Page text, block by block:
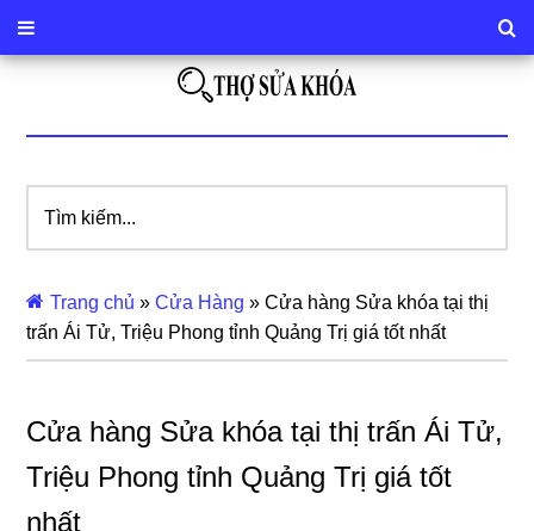
kiếm...
Trang chủ »Cửa Hàng »Cửa hàng Sửa khóa tại thị
trấn Ái Tử, Triệu Phong tỉnh Quảng Trị giá tốt nhất
Cửa hàng Sửa khóa tại thị trấn Ái Tử,
Triệu Phong tỉnh Quảng Trị giá tốt
nhất